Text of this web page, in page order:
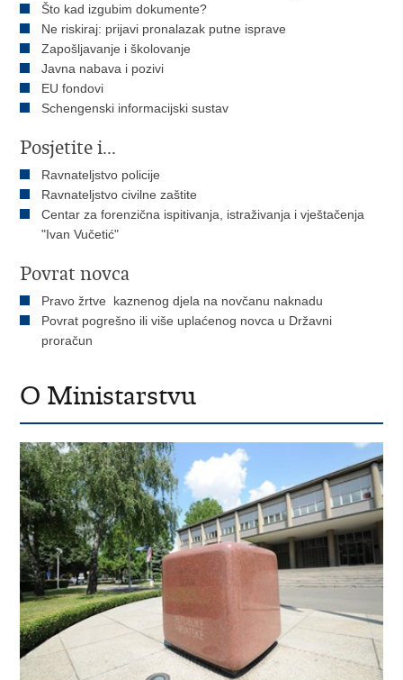
Što kad izgubim dokumente?
Ne riskiraj: prijavi pronalazak putne isprave
Zapošljavanje i školovanje
Javna nabava i pozivi
EU fondovi
Schengenski informacijski sustav
Posjetite i...
Ravnateljstvo policije
Ravnateljstvo civilne zaštite
Centar za forenzična ispitivanja, istraživanja i vještačenja
"Ivan Vučetić"
Povrat novca
Pravo žrtve kaznenog djela na novčanu naknadu
Povrat pogrešno ili više uplaćenog novca u Državni
proračun
O Ministarstvu